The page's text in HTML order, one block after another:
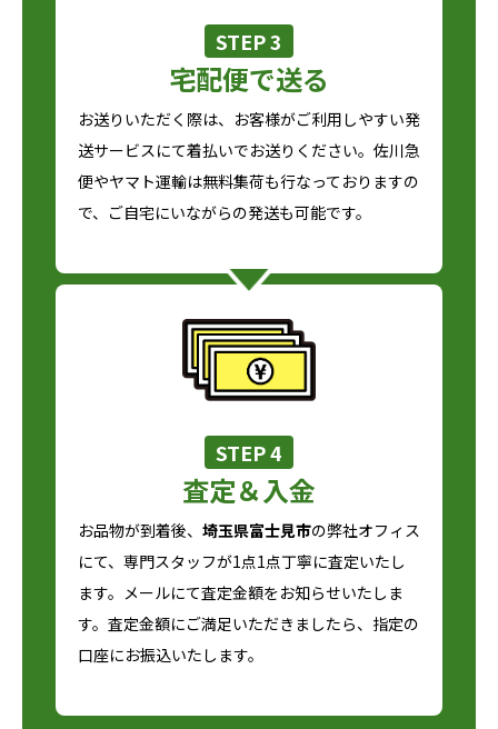
STEP 3
宅配便で送る
お送りいただく際は、お客様がご利用しやすい発
送サービスにて着払いでお送りください。佐川急
便やヤマト運輸は無料集荷も行なっておりますの
で、ご自宅にいながらの発送も可能です。
STEP 4
査定＆入金
お品物が到着後、 埼玉県富士見市の弊社オフィス
にて、専門スタッフが1点1点丁寧に査定いたし
ます。メールにて査定金額をお知らせいたしま
す。査定金額にご満足いただきましたら、指定の
口座にお振込いたします。